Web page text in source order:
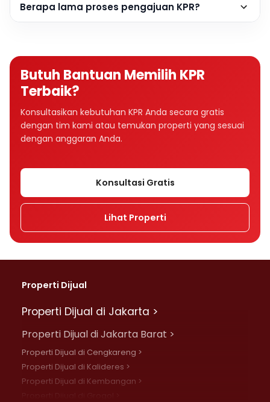
Berapa lama proses pengajuan KPR?
Butuh Bantuan Memilih KPR
Terbaik?
Konsultasikan kebutuhan KPR Anda secara gratis
dengan tim kami atau temukan properti yang sesuai
dengan anggaran Anda.
Konsultasi Gratis
Lihat Properti
Properti Dijual
Properti Dijual di Jakarta >
Properti Dijual di Jakarta Barat >
Properti Dijual di Cengkareng >
Properti Dijual di Kalideres >
Properti Dijual di Kembangan >